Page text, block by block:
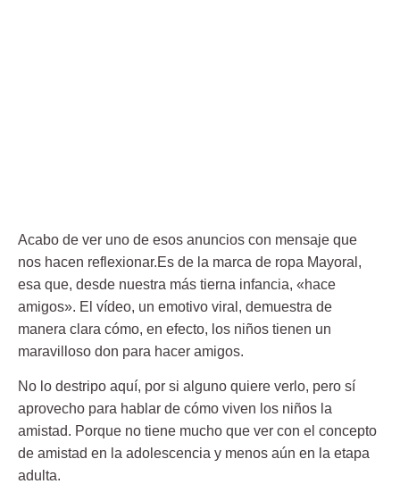
Acabo de ver uno de esos anuncios con mensaje que
nos hacen reflexionar.Es de la marca de ropa Mayoral,
esa que, desde nuestra más tierna infancia, «hace
amigos». El vídeo, un emotivo viral, demuestra de
manera clara cómo, en efecto, los niños tienen un
maravilloso don para hacer amigos.
No lo destripo aquí, por si alguno quiere verlo, pero sí
aprovecho para hablar de cómo viven los niños la
amistad. Porque no tiene mucho que ver con el concepto
de amistad en la adolescencia y menos aún en la etapa
adulta.